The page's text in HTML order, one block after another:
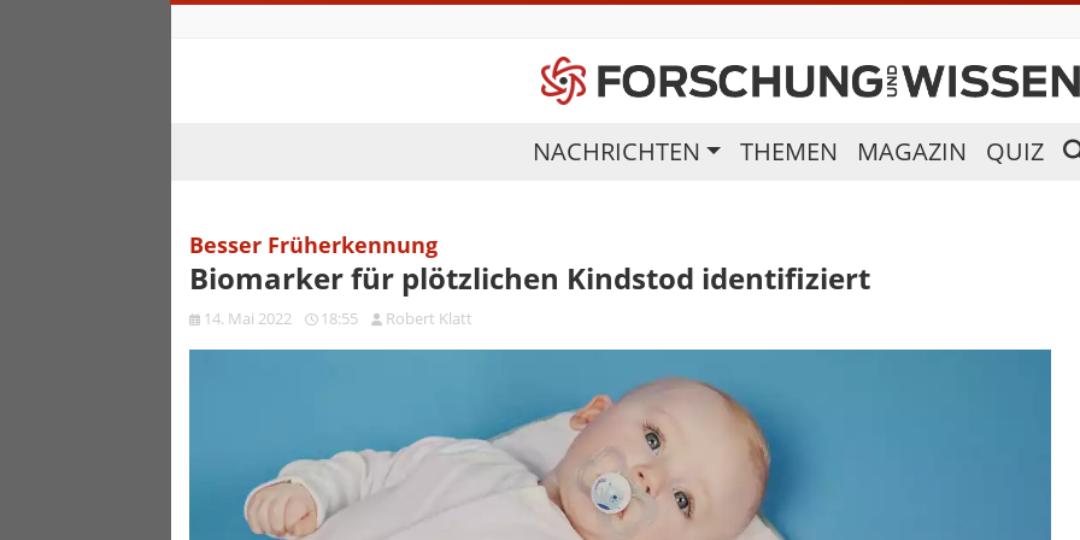
NACHRICHTEN THEMEN MAGAZIN QUIZ
Besser Früherkennung
Biomarker für plötzlichen Kindstod identifiziert
14. Mai 2022 18:55 Robert Klatt